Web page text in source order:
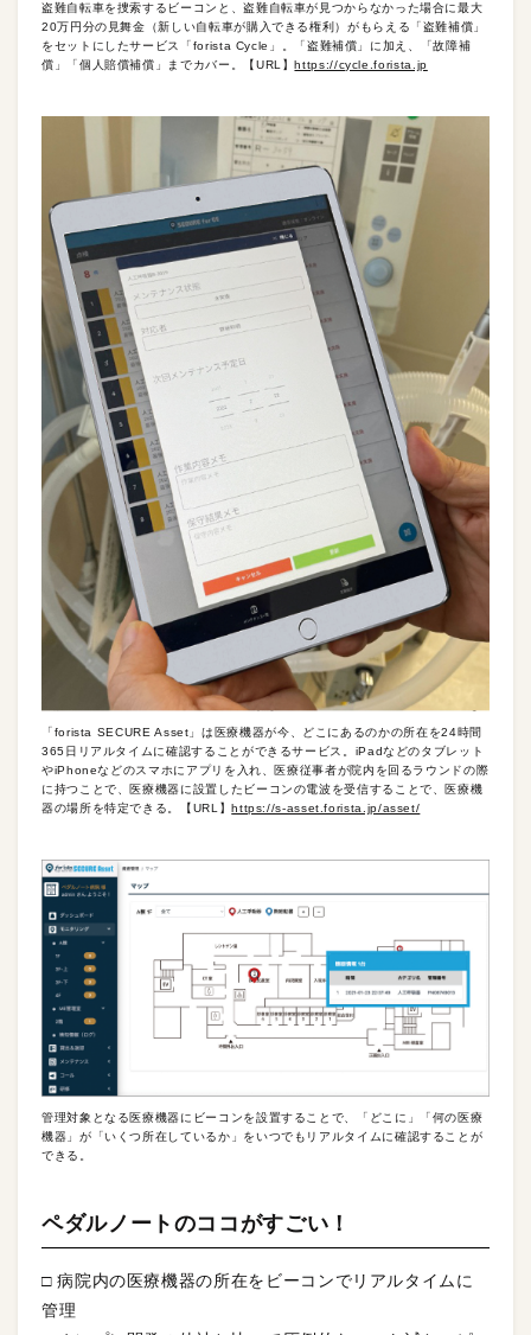
盗難自転車を捜索するビーコンと、盗難自転車が見つからなかった場合に最大
20万円分の見舞金（新しい自転車が購入できる権利）がもらえる「盗難補償」
をセットにしたサービス「forista Cycle」。「盗難補償」に加え、「故障補
償」「個人賠償補償」までカバー。【URL】 https://cycle.forista.jp
「forista SECURE Asset」は医療機器が今、どこにあるのかの所在を24時間
365日リアルタイムに確認することができるサービス。iPadなどのタブレット
やiPhoneなどのスマホにアプリを入れ、医療従事者が院内を回るラウンドの際
に持つことで、医療機器に設置したビーコンの電波を受信することで、医療機
器の場所を特定できる。【URL】https://s-asset.forista.jp/asset/
管理対象となる医療機器にビーコンを設置することで、「どこに」「何の医療
機器」が「いくつ所在しているか」をいつでもリアルタイムに確認することが
できる。
ペダルノートのココがすごい！
□ 病院内の医療機器の所在をビーコンでリアルタイムに
管理